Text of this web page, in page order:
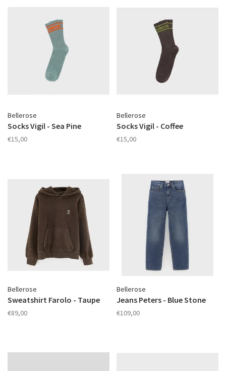
Bellerose
Socks Vigil - Sea Pine
€15,00
Bellerose
Socks Vigil - Coffee
€15,00
Bellerose
Sweatshirt Farolo - Taupe
€89,00
Bellerose
Jeans Peters - Blue Stone
€109,00